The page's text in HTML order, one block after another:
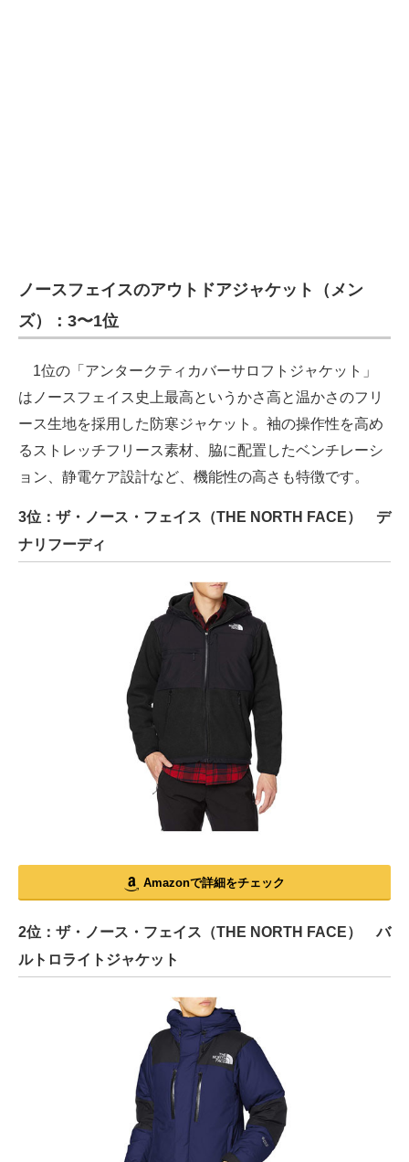
ノースフェイスのアウトドアジャケット（メン
ズ）：3〜1位
1位の「アンタークティカバーサロフトジャケット」
はノースフェイス史上最高というかさ高と温かさのフリ
ース生地を採用した防寒ジャケット。袖の操作性を高め
るストレッチフリース素材、脇に配置したベンチレーシ
ョン、静電ケア設計など、機能性の高さも特徴です。
3位：ザ・ノース・フェイス（THE NORTH FACE） デ
ナリフーディ
Amazonで詳細をチェック
2位：ザ・ノース・フェイス（THE NORTH FACE） バ
ルトロライトジャケット